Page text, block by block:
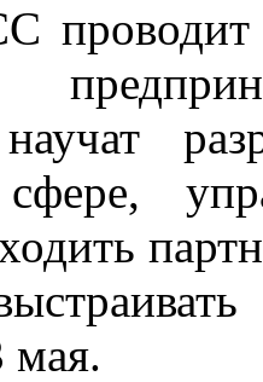
проводит
мая.